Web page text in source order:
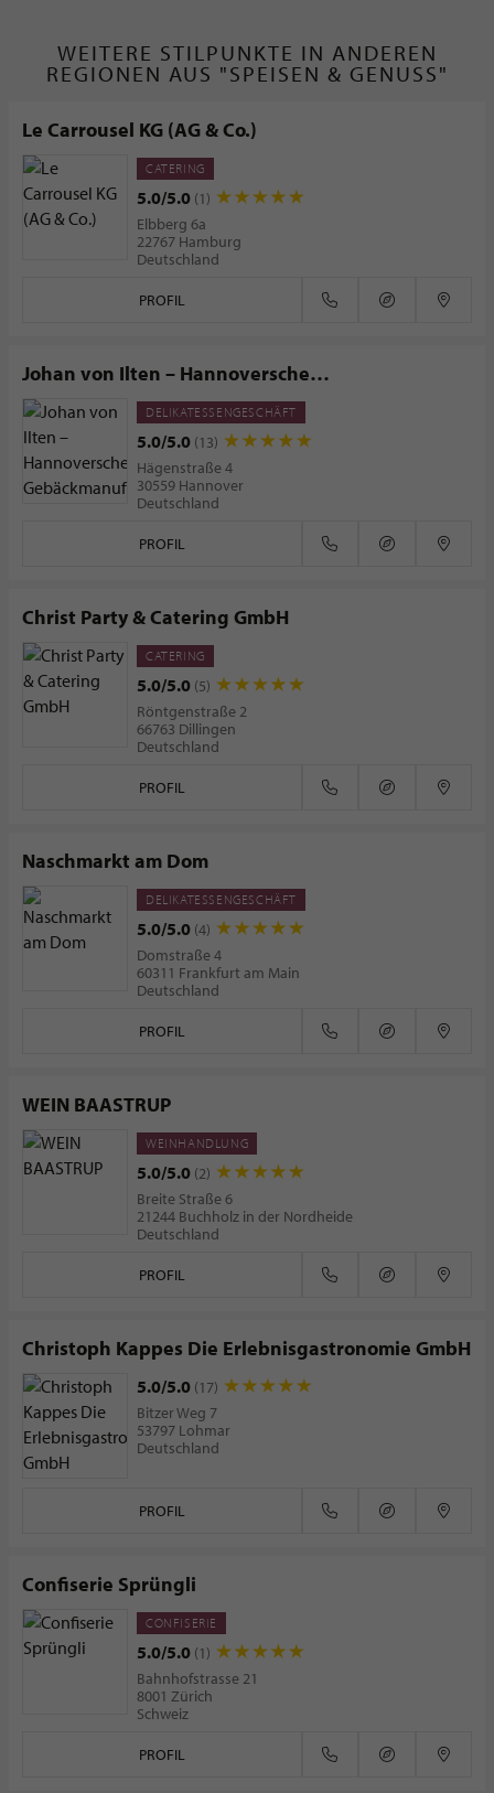
WEITERE STILPUNKTE IN ANDEREN
REGIONEN AUS "SPEISEN & GENUSS"
Le Carrousel KG (AG & Co.)
CATERING
5.0/5.0 (1)
Elbberg 6a
22767 Hamburg
Deutschland
PROFIL
Johan von Ilten – Hannoversche
GebäckmanufakturDELIKATESSENGESCHÄFT
5.0/5.0 (13)
Hägenstraße 4
30559 Hannover
Deutschland
PROFIL
Christ Party & Catering GmbH
CATERING
5.0/5.0 (5)
Röntgenstraße 2
66763 Dillingen
Deutschland
PROFIL
Naschmarkt am Dom
DELIKATESSENGESCHÄFT
5.0/5.0 (4)
Domstraße 4
60311 Frankfurt am Main
Deutschland
PROFIL
WEIN BAASTRUP
WEINHANDLUNG
5.0/5.0 (2)
Breite Straße 6
21244 Buchholz in der Nordheide
Deutschland
PROFIL
Christoph Kappes Die Erlebnisgastronomie GmbH
5.0/5.0 (17)
Bitzer Weg 7
53797 Lohmar
Deutschland
PROFIL
Confiserie Sprüngli
CONFISERIE
5.0/5.0 (1)
Bahnhofstrasse 21
8001 Zürich
Schweiz
PROFIL